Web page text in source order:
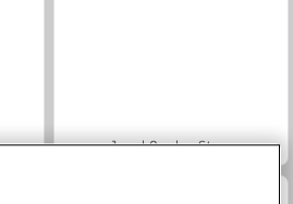
Jewel Garden Story